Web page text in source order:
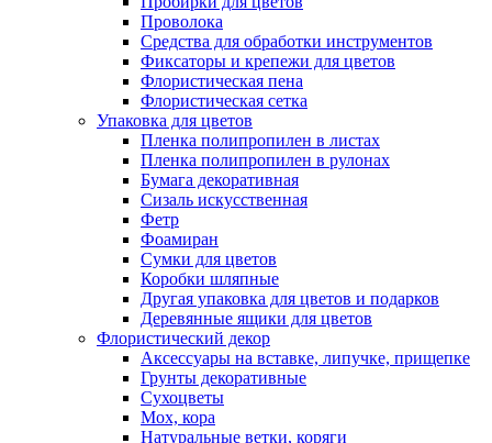
Проволока
Средства для обработки инструментов
Фиксаторы и крепежи для цветов
Флористическая пена
Флористическая сетка
Упаковка для цветов
Пленка полипропилен в листах
Пленка полипропилен в рулонах
Бумага декоративная
Сизаль искусственная
Фетр
Фоамиран
Сумки для цветов
Коробки шляпные
Другая упаковка для цветов и подарков
Деревянные ящики для цветов
Флористический декор
Аксессуары на вставке, липучке, прищепке
Грунты декоративные
Сухоцветы
Мох, кора
Натуральные ветки, коряги